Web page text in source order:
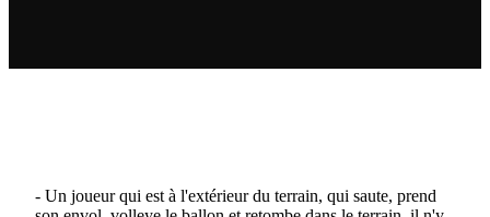
- Un joueur qui est à l'extérieur du terrain, qui saute, prend